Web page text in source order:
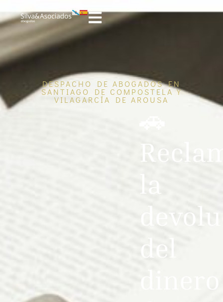
DESPACHO DE ABOGADOS EN
SANTIAGO DE COMPOSTELA Y
VILAGARCÍA DE AROUSA
la
del